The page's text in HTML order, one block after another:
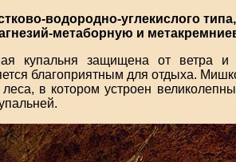
водородно-углекислого
метаборную и
купальня защищена от ветра
благоприятным для отдыха.
леса, в котором устроен